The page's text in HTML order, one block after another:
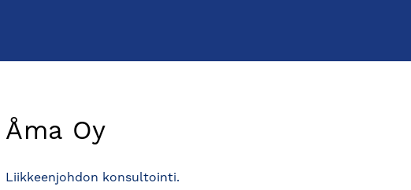
Åma Oy
Liikkeenjohdon konsultointi.